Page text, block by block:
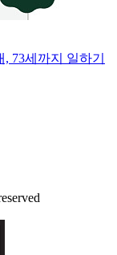
73세까지 일하기